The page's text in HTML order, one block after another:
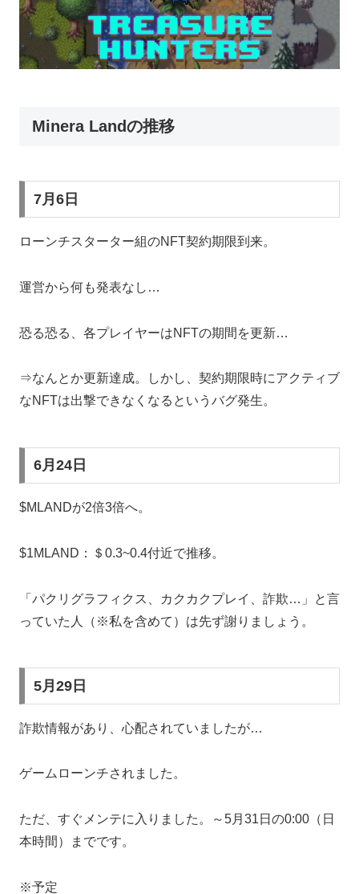
Minera Landの推移
7月6日
ローンチスターター組のNFT契約期限到来。
運営から何も発表なし…
恐る恐る、各プレイヤーはNFTの期間を更新…
⇒なんとか更新達成。しかし、契約期限時にアクティブ
なNFTは出撃できなくなるというバグ発生。
6月24日
$MLANDが2倍3倍へ。
$1MLAND：＄0.3~0.4付近で推移。
「パクリグラフィクス、カクカクプレイ、詐欺…」と言
っていた人（※私を含めて）は先ず謝りましょう。
5月29日
詐欺情報があり、心配されていましたが…
ゲームローンチされました。
ただ、すぐメンテに入りました。～5月31日の0:00（日
本時間）までです。
※予定